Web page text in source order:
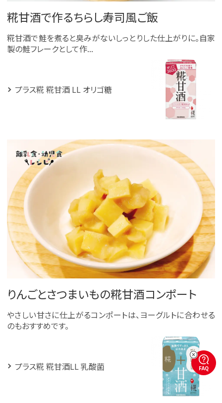
糀甘酒で作るちらし寿司風ご飯
糀甘酒で鮭を煮ると臭みがないしっとりした仕上がりに。自家
製の鮭フレークとして作...
プラス糀 糀甘酒 LL オリゴ糖
りんごとさつまいもの糀甘酒コンポート
やさしい甘さに仕上がるコンポートは、ヨーグルトに合わせる
のもおすすめです。
プラス糀 糀甘酒LL 乳酸菌 FAQ